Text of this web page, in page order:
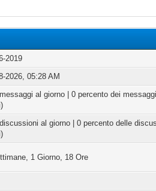
2019
2026, 05:28 AM
al giorno | 0 percento dei messaggi
al giorno | 0 percento delle
1 Giorno, 18 Ore